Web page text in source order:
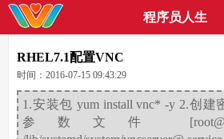
程序员人生
RHEL7.1配置VNC
时间：2016-07-15 09:43:29
1.安装包 yum install vnc* -y 2.创建
参数文件